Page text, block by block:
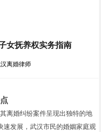
女抚养权实务指南
离婚律师
离婚纠纷案件呈现出独特的地
速发展，武汉市民的婚姻家庭观